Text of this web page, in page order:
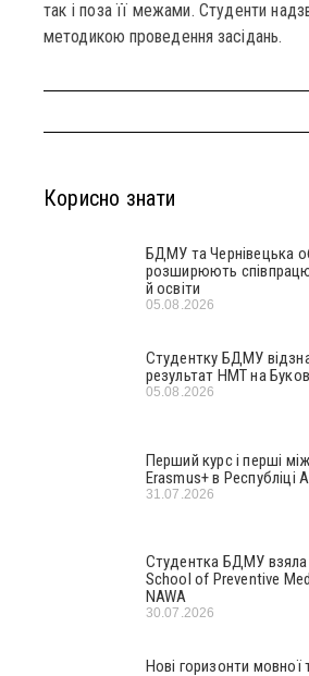
так і поза її межами. Студенти
методикою проведення засідань.
Корисно знати
БДМУ та Чернівецька
розширюють
й освіти
05.08.2026
Студентку БДМУ
результат НМТ на
05.08.2026
Перший курс і перші
Erasmus+ в Республіці
31.07.2026
Студентка БДМУ взяла
School of Preventive
NAWA
30.07.2026
Нові горизонти мовної